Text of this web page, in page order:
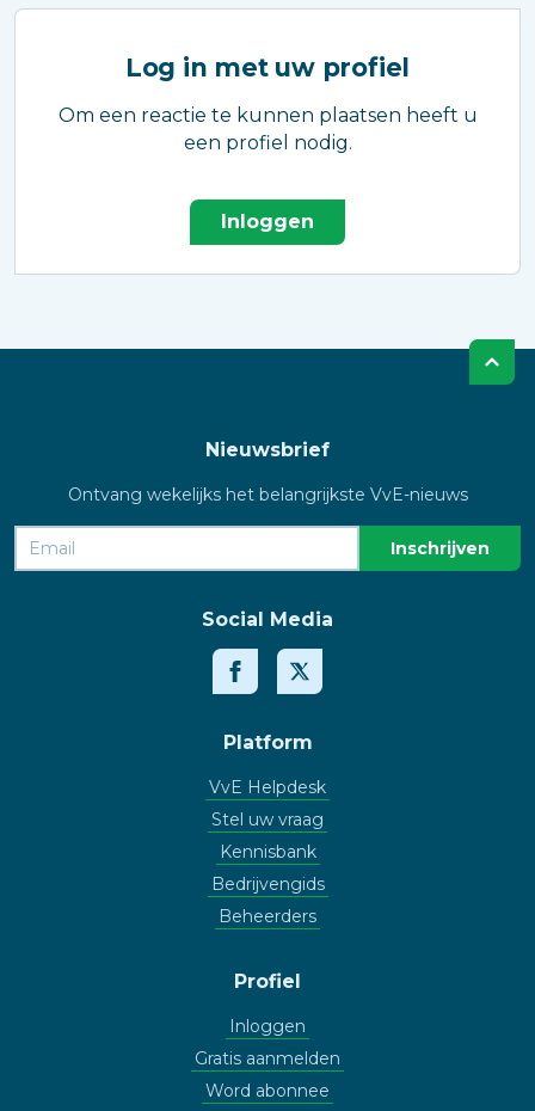
Log in met uw profiel
Om een reactie te kunnen plaatsen heeft u
een profiel nodig.
Inloggen
Nieuwsbrief
Ontvang wekelijks het belangrijkste VvE-nieuws
Social Media
Platform
VvE Helpdesk
Stel uw vraag
Kennisbank
Bedrijvengids
Beheerders
Profiel
Inloggen
Gratis aanmelden
Word abonnee